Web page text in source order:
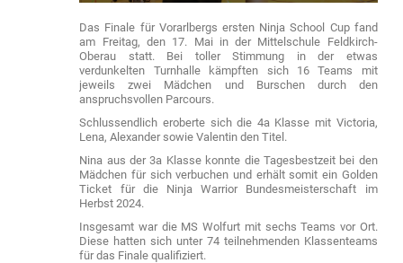
Das Finale für Vorarlbergs ersten Ninja School Cup fand
am Freitag, den 17. Mai in der Mittelschule Feldkirch-
Oberau statt. Bei toller Stimmung in der etwas
verdunkelten Turnhalle kämpften sich 16 Teams mit
jeweils zwei Mädchen und Burschen durch den
anspruchsvollen Parcours.
Schlussendlich eroberte sich die 4a Klasse mit Victoria,
Lena, Alexander sowie Valentin den Titel.
Nina aus der 3a Klasse konnte die Tagesbestzeit bei den
Mädchen für sich verbuchen und erhält somit ein Golden
Ticket für die Ninja Warrior Bundesmeisterschaft im
Herbst 2024.
Insgesamt war die MS Wolfurt mit sechs Teams vor Ort.
Diese hatten sich unter 74 teilnehmenden Klassenteams
für das Finale qualifiziert.